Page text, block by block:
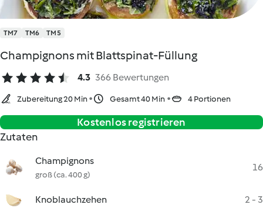
TM7 TM6 TM5
Champignons mit Blattspinat-Füllung
4.3 366 Bewertungen
Zubereitung 20 Min Gesamt 40 Min 4 Portionen
Kostenlos registrieren
Zutaten
Champignons
groß (ca. 400 g)
16
Knoblauchzehen 2 - 3